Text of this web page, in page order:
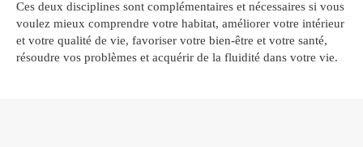
Ces deux disciplines sont complémentaires et nécessaires si vous
voulez mieux comprendre votre habitat, améliorer votre intérieur
et votre qualité de vie, favoriser votre bien-être et votre santé,
résoudre vos problèmes et acquérir de la fluidité dans votre vie.